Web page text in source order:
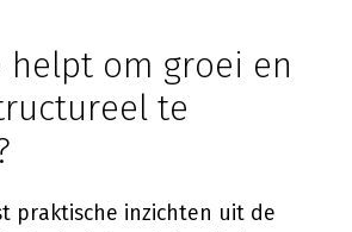
helpt om groei en
te
praktische inzichten uit de